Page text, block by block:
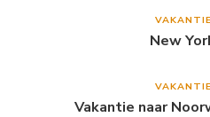
New
Vakantie naar